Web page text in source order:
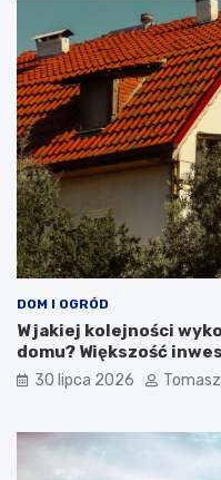
DOM I OGRÓD
W jakiej kolejności
domu? Większość
30 lipca 2026